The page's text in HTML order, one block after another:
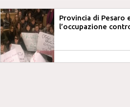
Provincia di Pesaro
l’occupazione